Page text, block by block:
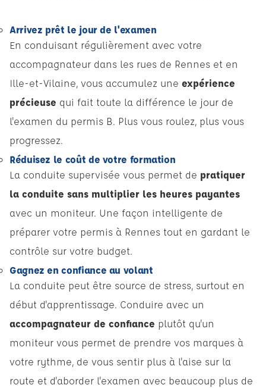
Arrivez prêt le jour de l'examen
En conduisant régulièrement avec votre
accompagnateur dans les rues de Rennes et en
Ille-et-Vilaine, vous accumulez une expérience
précieuse qui fait toute la différence le jour de
l'examen du permis B. Plus vous roulez, plus vous
progressez.
Réduisez le coût de votre formation
La conduite supervisée vous permet de pratiquer
la conduite sans multiplier les heures payantes
avec un moniteur. Une façon intelligente de
préparer votre permis à Rennes tout en gardant le
contrôle sur votre budget.
Gagnez en confiance au volant
La conduite peut être source de stress, surtout en
début d'apprentissage. Conduire avec un
accompagnateur de confiance plutôt qu'un
moniteur vous permet de prendre vos marques à
votre rythme, de vous sentir plus à l'aise sur la
route et d'aborder l'examen avec beaucoup plus de